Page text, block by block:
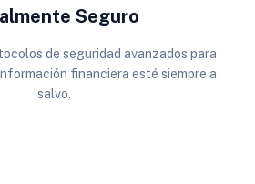
Seguro
de seguridad avanzados para
financiera esté siempre a
salvo.